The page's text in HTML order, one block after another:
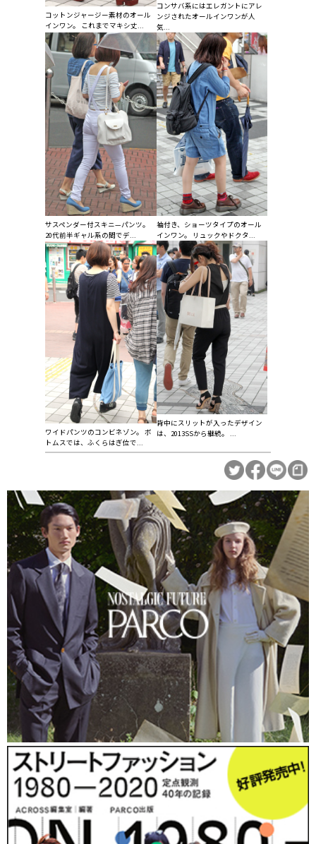
コットンジャージー素材のオール
インワン。 これまでマキシ丈...
コンサバ系にはエレガントにアレ
ンジされたオールインワンが人
気...
サスペンダー付スキニ—パンツ。
20代前半ギャル系の間でデ...
袖付き、ショーツタイプのオール
インワン。 リュックやドクタ...
ワイドパンツのコンビネゾン。 ボ
トムスでは、ふくらはぎ位で...
背中にスリットが入ったデザイン
は、2013SSから継続。 ...